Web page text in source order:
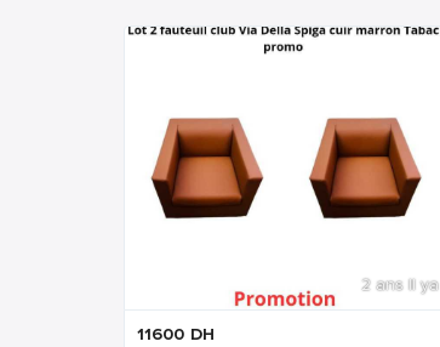
2 ans Il ya
11600 DH